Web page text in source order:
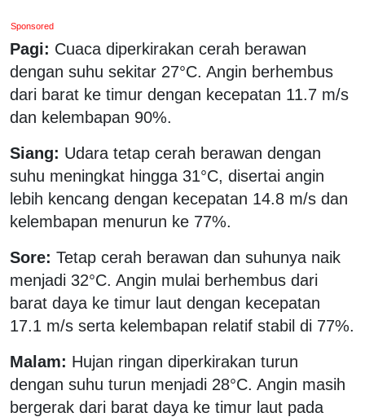
Sponsored
Pagi: Cuaca diperkirakan cerah berawan
dengan suhu sekitar 27°C. Angin berhembus
dari barat ke timur dengan kecepatan 11.7 m/s
dan kelembapan 90%.
Siang: Udara tetap cerah berawan dengan
suhu meningkat hingga 31°C, disertai angin
lebih kencang dengan kecepatan 14.8 m/s dan
kelembapan menurun ke 77%.
Sore: Tetap cerah berawan dan suhunya naik
menjadi 32°C. Angin mulai berhembus dari
barat daya ke timur laut dengan kecepatan
17.1 m/s serta kelembapan relatif stabil di 77%.
Malam: Hujan ringan diperkirakan turun
dengan suhu turun menjadi 28°C. Angin masih
bergerak dari barat daya ke timur laut pada